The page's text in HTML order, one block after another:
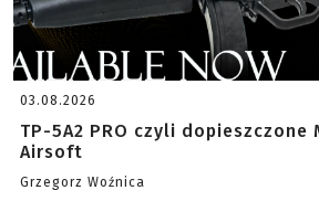
03.08.2026
TP-5A2 PRO czyli dopieszczone
Airsoft
Grzegorz Woźnica